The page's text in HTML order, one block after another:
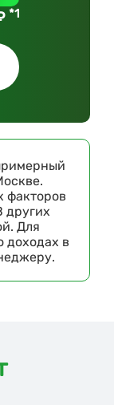
*1
факторов
других
Для
доходах в